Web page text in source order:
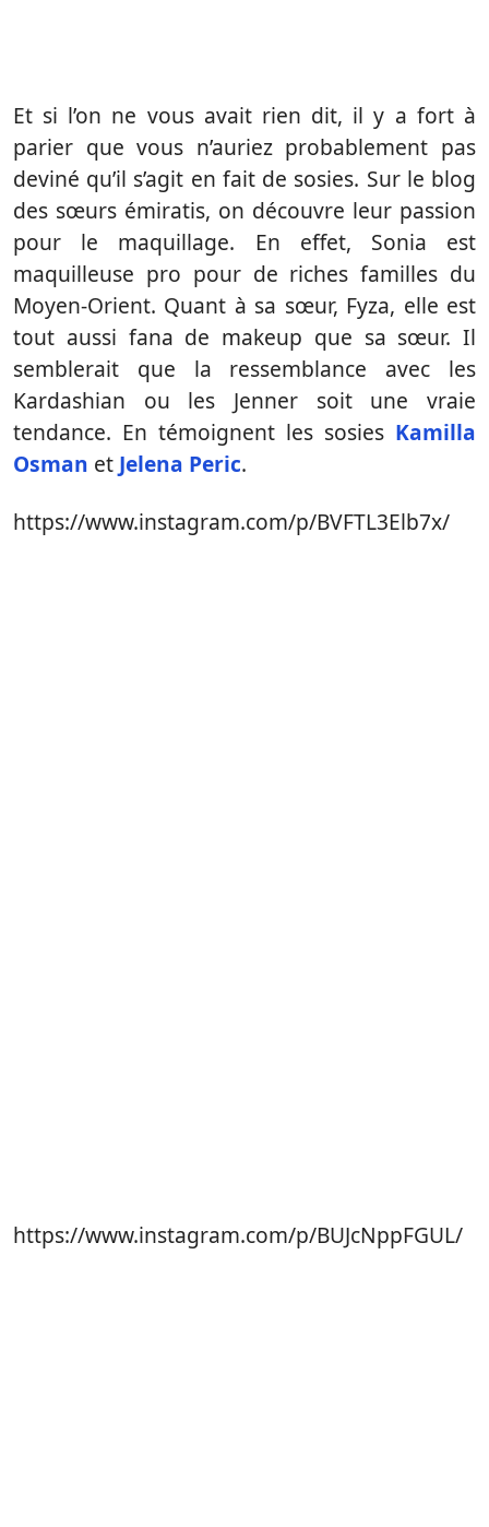
Et si l’on ne vous avait rien dit, il y a fort à
parier que vous n’auriez probablement pas
deviné qu’il s’agit en fait de sosies. Sur le blog
des sœurs émiratis, on découvre leur passion
pour le maquillage. En effet, Sonia est
maquilleuse pro pour de riches familles du
Moyen-Orient. Quant à sa sœur, Fyza, elle est
tout aussi fana de makeup que sa sœur. Il
semblerait que la ressemblance avec les
Kardashian ou les Jenner soit une vraie
tendance. En témoignent les sosies Kamilla
Osman et Jelena Peric.
https://www.instagram.com/p/BVFTL3Elb7x/
https://www.instagram.com/p/BUJcNppFGUL/